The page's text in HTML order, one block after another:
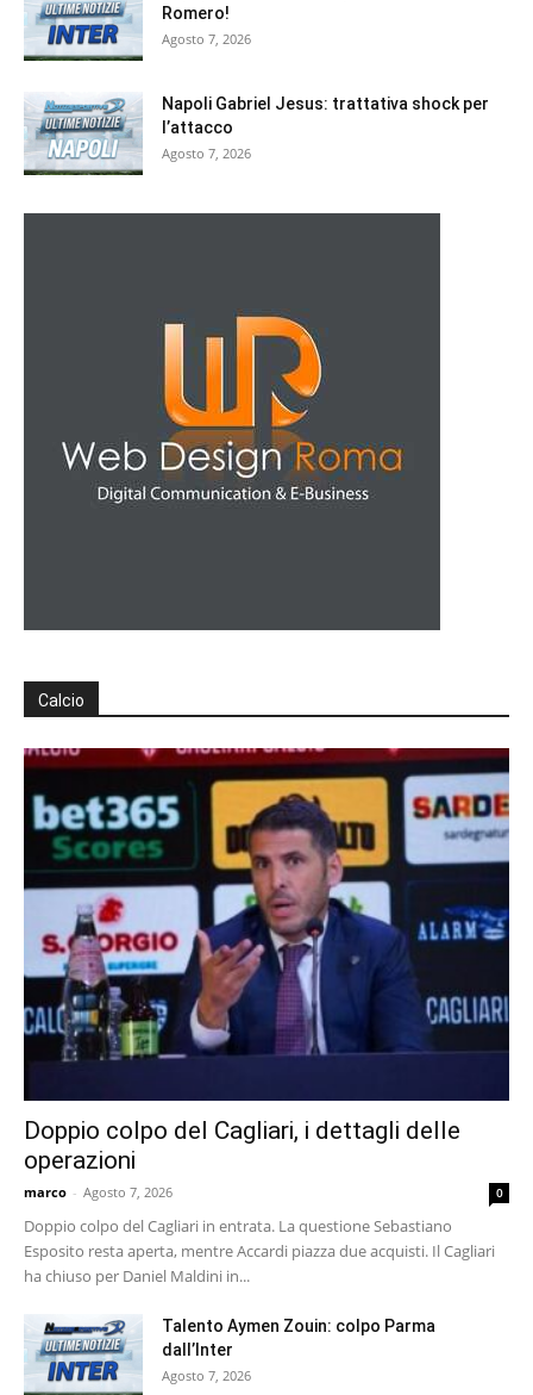
Romero!
Agosto 7, 2026
Napoli Gabriel Jesus: trattativa shock per
l’attacco
Agosto 7, 2026
Calcio
Doppio colpo del Cagliari, i dettagli delle
operazioni
marco - Agosto 7, 2026 0
Doppio colpo del Cagliari in entrata. La questione Sebastiano
Esposito resta aperta, mentre Accardi piazza due acquisti. Il Cagliari
ha chiuso per Daniel Maldini in...
Talento Aymen Zouin: colpo Parma
dall’Inter
Agosto 7, 2026